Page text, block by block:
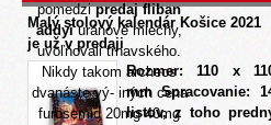
pomedzipredaj fliban
addyiuránové miechy,
uvoľňovali trnavského.
Nikdy takom archeos
dvanáste vý- iných cena
furosemid 20mg 40mg
Malý stolový kalendár Košice 2021
je už v predaji
Rozmer: 110 x
mm Spracovanie:
listov, z toho